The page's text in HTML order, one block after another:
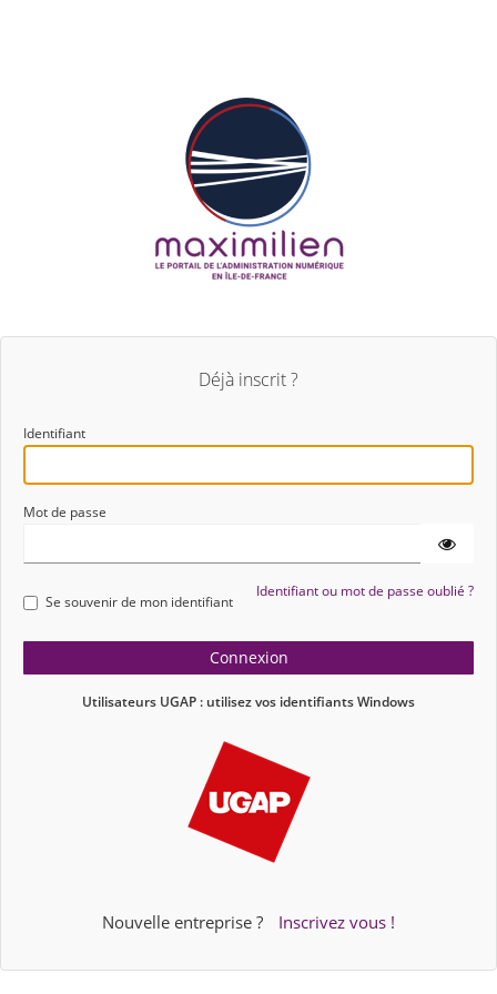
Déjà inscrit ?
Identifiant
Mot de passe
Se souvenir de mon identifiant
Identifiant ou mot de passe oublié ?
Utilisateurs UGAP : utilisez vos identifiants Windows
oidc
Nouvelle entreprise ? Inscrivez vous !